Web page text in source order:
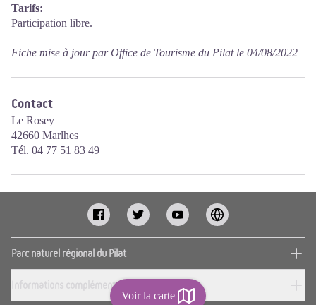
Voir la carte
Tarifs:
Participation libre.
Fiche mise à jour par Office de Tourisme du Pilat le 04/08/2022
Contact
Le Rosey
42660 Marlhes
Tél. 04 77 51 83 49
Parc naturel régional du Pilat
Informations complémentaires